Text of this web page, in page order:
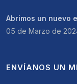
Abrimos un nuevo
05 de Marzo de
ENVÍANOS UN